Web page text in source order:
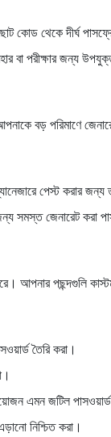
ছোট কোড থেকে দীর্ঘ
বা পরীক্ষার জন্য
বড় পরিমাণে
পেস্ট করার জন্য
সমস্ত জেনারেট করা
আপনার পছন্দগুলি
তৈরি করা।
এমন জটিল
নিশ্চিত করা।